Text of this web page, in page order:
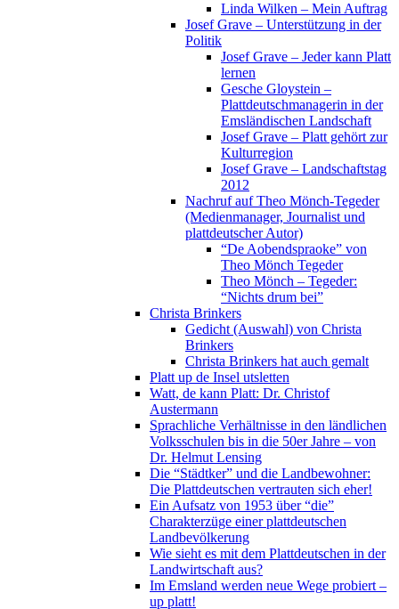
Linda Wilken – Mein Auftrag
Josef Grave – Unterstützung in der
Politik
Josef Grave – Jeder kann Platt
lernen
Gesche Gloystein –
Plattdeutschmanagerin in der
Emsländischen Landschaft
Josef Grave – Platt gehört zur
Kulturregion
Josef Grave – Landschaftstag
2012
Nachruf auf Theo Mönch-Tegeder
(Medienmanager, Journalist und
plattdeutscher Autor)
“De Aobendspraoke” von
Theo Mönch Tegeder
Theo Mönch – Tegeder:
“Nichts drum bei”
Christa Brinkers
Gedicht (Auswahl) von Christa
Brinkers
Christa Brinkers hat auch gemalt
Platt up de Insel utsletten
Watt, de kann Platt: Dr. Christof
Austermann
Sprachliche Verhältnisse in den ländlichen
Volksschulen bis in die 50er Jahre – von
Dr. Helmut Lensing
Die “Städtker” und die Landbewohner:
Die Plattdeutschen vertrauten sich eher!
Ein Aufsatz von 1953 über “die”
Charakterzüge einer plattdeutschen
Landbevölkerung
Wie sieht es mit dem Plattdeutschen in der
Landwirtschaft aus?
Im Emsland werden neue Wege probiert –
up platt!